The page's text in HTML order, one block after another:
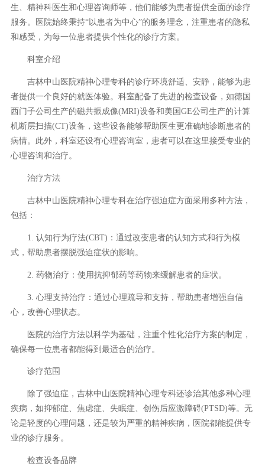
生、精神科医生和心理咨询师等，他们能够为患者提供全面的诊疗
服务。医院始终秉持“以患者为中心”的服务理念，注重患者的隐私
和感受，为每一位患者提供个性化的诊疗方案。
科室介绍
吉林中山医院精神心理专科的诊疗环境舒适、安静，能够为患
者提供一个良好的就医体验。科室配备了先进的检查设备，如德国
西门子公司生产的磁共振成像(MRI)设备和美国GE公司生产的计算
机断层扫描(CT)设备，这些设备能够帮助医生更准确地诊断患者的
病情。此外，科室还设有心理咨询室，患者可以在这里接受专业的
心理咨询和治疗。
治疗方法
吉林中山医院精神心理专科在治疗强迫症方面采用多种方法，
包括：
1. 认知行为疗法(CBT)：通过改变患者的认知方式和行为模
式，帮助患者摆脱强迫症状的影响。
2. 药物治疗：使用抗抑郁药等药物来缓解患者的症状。
3. 心理支持治疗：通过心理疏导和支持，帮助患者增强自信
心，改善心理状态。
医院的治疗方法以科学为基础，注重个性化治疗方案的制定，
确保每一位患者都能得到最适合的治疗。
诊疗范围
除了强迫症，吉林中山医院精神心理专科还诊治其他多种心理
疾病，如抑郁症、焦虑症、失眠症、创伤后应激障碍(PTSD)等。无
论是轻度的心理问题，还是较为严重的精神疾病，医院都能提供专
业的诊疗服务。
检查设备品牌